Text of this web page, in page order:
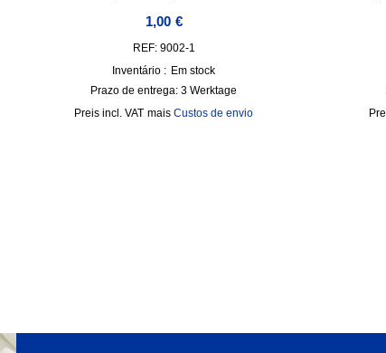
1,00 €
REF: 9002-1
Inventário : Em stock
Prazo de entrega:3 Werktage
incl. VAT maisCustos de envio